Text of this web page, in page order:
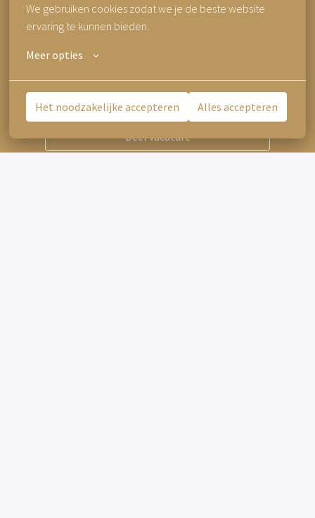
We gebruiken cookies zodat we je de beste website
ervaring te kunnen bieden.
Meer opties
Het noodzakelijke accepteren Alles accepteren
of
APPLY WITH INDEED
Deel vacature